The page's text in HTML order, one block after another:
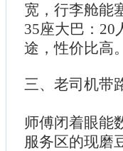
宽，行李舱能
35座大巴：20
途，性价比高。
三、老司机带
师傅闭着眼能
服务区的现磨